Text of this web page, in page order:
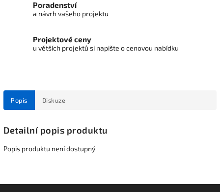
Poradenství
a návrh vašeho projektu
Projektové ceny
u větších projektů si napište o cenovou nabídku
Popis Diskuze
Detailní popis produktu
Popis produktu není dostupný